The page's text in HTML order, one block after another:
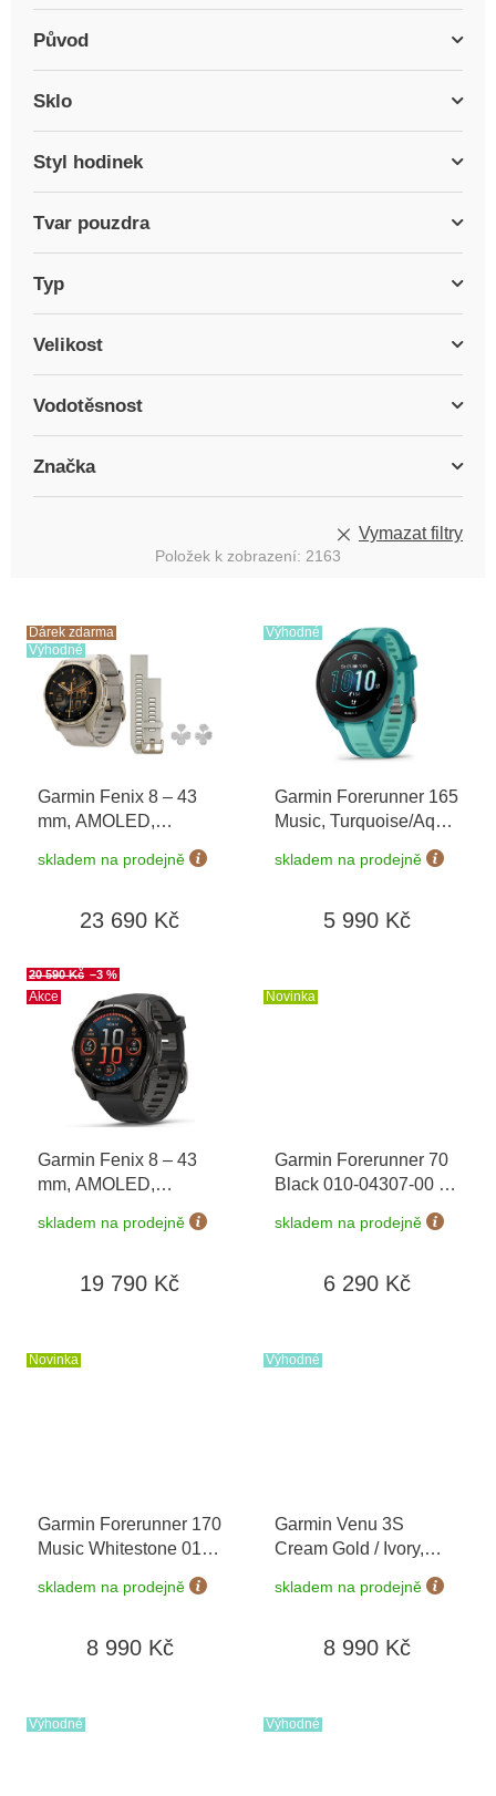
Původ
Sklo
Styl hodinek
Tvar pouzdra
Typ
Velikost
Vodotěsnost
Značka
Vymazat filtry
Položek k zobrazení: 2163
Dárek zdarma
Výhodné
Garmin Fenix 8 – 43
mm, AMOLED,
Sapphire, Soft Gold /
Limestone 010-02903-
+ Topo Czech PRO
Guess JUBE01423 v
hodnotě 1790 Kč
skladem na prodejně
23 690 Kč
Výhodné
Garmin Forerunner 165
Music, Turquoise/Aqua
možnost výměny do 90
skladem na prodejně
5 990 Kč
Akce
20 590 Kč –3 %
Garmin Fenix 8 – 43
mm, AMOLED,
Sapphire, Carbon grey
DLC titanium, Black /
02903-21
skladem na prodejně
19 790 Kč
Novinka
Garmin Forerunner 70
Black 010-04307-00 +
možnost výměny do 90
dní
skladem na prodejně
6 290 Kč
Novinka
Garmin Forerunner 170
Music Whitestone 010-
+ možnost
výměny do 90 dní
skladem na prodejně
8 990 Kč
Výhodné
Garmin Venu 3S
Cream Gold / Ivory,
02785-04
skladem na prodejně
8 990 Kč
Výhodné Výhodné